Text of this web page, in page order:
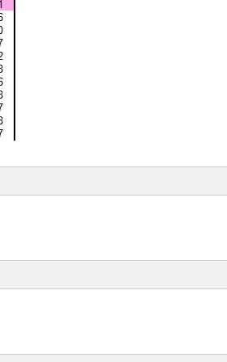
(5ª)
(1ª)